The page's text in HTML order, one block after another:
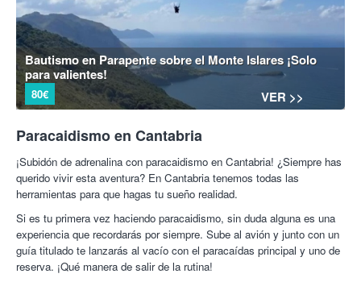
Bautismo en Parapente sobre el Monte Islares ¡Solo
para valientes!
80€ VER >>
Paracaidismo en Cantabria
¡Subidón de adrenalina con paracaidismo en Cantabria! ¿Siempre has
querido vivir esta aventura? En Cantabria tenemos todas las
herramientas para que hagas tu sueño realidad.
Si es tu primera vez haciendo paracaidismo, sin duda alguna es una
experiencia que recordarás por siempre. Sube al avión y junto con un
guía titulado te lanzarás al vacío con el paracaídas principal y uno de
reserva. ¡Qué manera de salir de la rutina!